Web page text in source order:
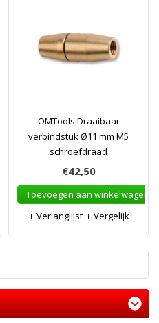
OMTools Draaibaar
verbindstuk Ø11 mm M5
schroefdraad
€42,50
Toevoegen aan winkelwagen
Verlanglijst
Vergelijk